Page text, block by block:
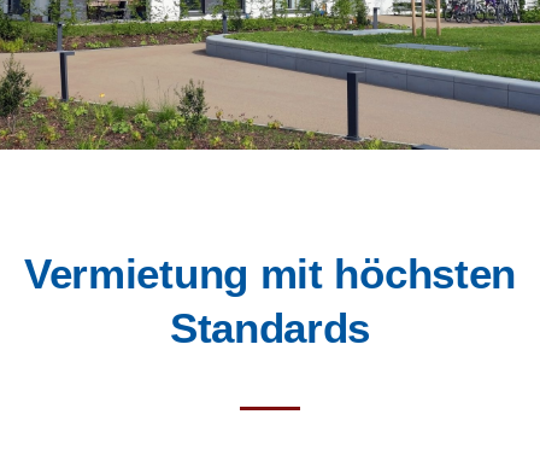
Vermietung mit höchsten
Standards